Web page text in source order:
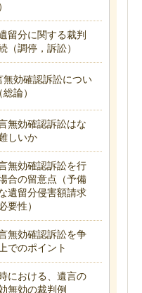
留分に関する裁判
（調停，訴訟）
無効確認訴訟につい
論）
無効確認訴訟はな
しいか
無効確認訴訟を行
合の留意点（予備
遺留分侵害額請求
要性）
無効確認訴訟を争
でのポイント
における、遺言の
無効の裁判例